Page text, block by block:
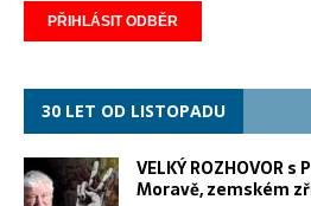
30 LET OD LISTOPADU
VELKÝ ROZHOVOR
Moravě, zemském